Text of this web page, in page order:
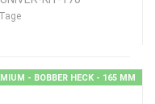
- BOBBER HECK - 165 MM